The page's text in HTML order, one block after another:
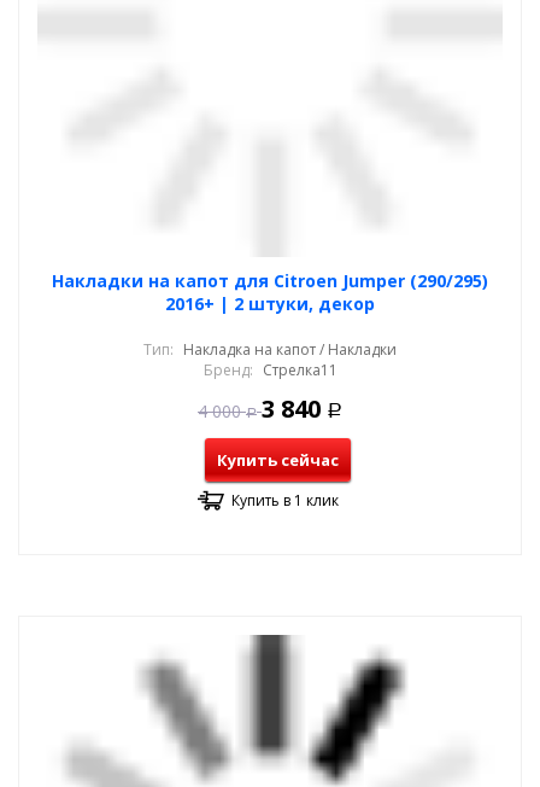
Накладки на капот для Citroen Jumper (290/295)
2016+ | 2 штуки, декор
Тип: Накладка на капот / Накладки
Бренд: Стрелка11
4 000 Р 3 840 Р
Купить сейчас
Купить в 1 клик